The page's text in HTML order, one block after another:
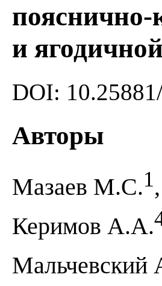
пояснично-
и
DOI:
Авторы
Мазаев М.С.1
Керимов А.А.
Мальчевский